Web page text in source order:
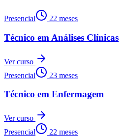
Presencial 22 meses
Técnico em Análises Clínicas
Ver curso
Presencial
23 meses
Técnico em Enfermagem
Ver curso
Presencial
22 meses